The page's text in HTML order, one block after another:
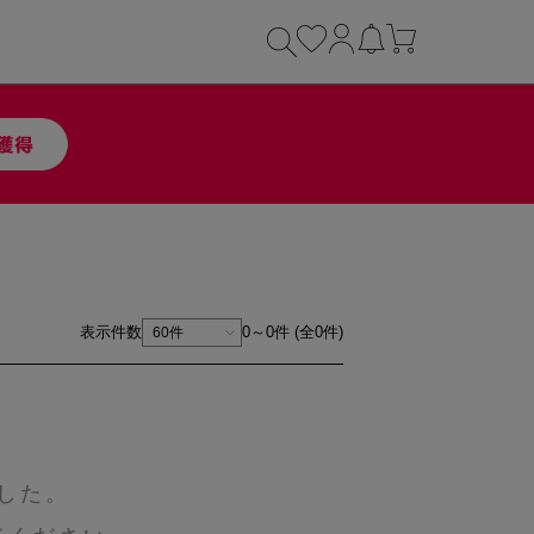
表示件数 0～0件 (全0件)
た。